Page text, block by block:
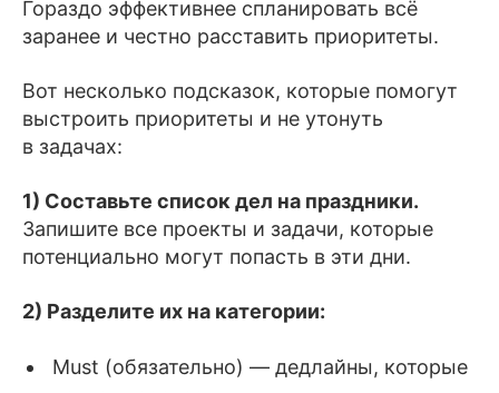
Гораздо эффективнее спланировать всё
заранее и честно расставить приоритеты.
Вот несколько подсказок, которые помогут
выстроить приоритеты и не утонуть
в задачах:
1) Составьте список дел на праздники.
Запишите все проекты и задачи, которые
потенциально могут попасть в эти дни.
2) Разделите их на категории:
Must (обязательно) — дедлайны, которые